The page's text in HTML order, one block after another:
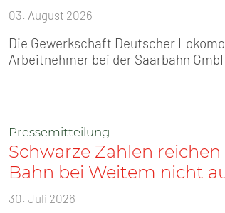
03. August 2026
Die Gewerkschaft Deutscher
Arbeitnehmer bei der Saarbahn
Pressemitteilung
Schwarze Zahlen
Bahn bei Weitem nicht
30. Juli 2026